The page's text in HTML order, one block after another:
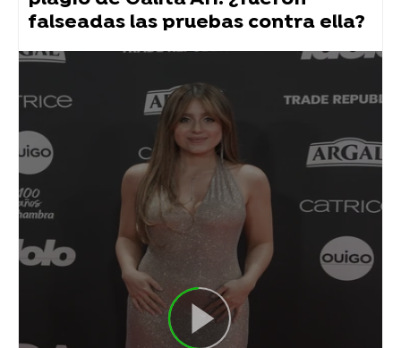
falseadas las pruebas contra ella?